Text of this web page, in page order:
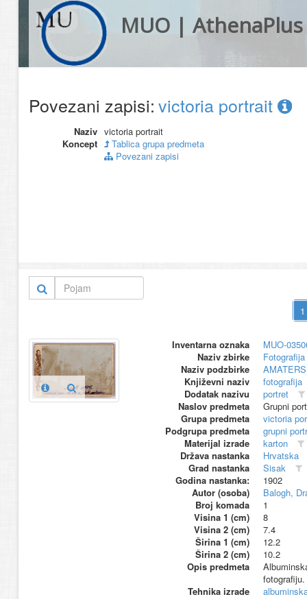
MUO | AthenaPlus
Povezani zapisi:victoria portrait
Naziv victoria portrait
Koncept
Tablica grupa predmeta
Povezani zapisi
Inventarna oznaka
MUO-
Naziv zbirke
Naziv podzbirke
Književni naziv
fotografija
Dodatak nazivu
portret
Naslov predmeta
Grupni
Grupa predmeta
victoria
Podgrupa predmeta
grupni
Materijal izrade
karton
Država nastanka
Hrvatska
Grad nastanka
Sisak
Godina nastanka:
1902
Autor (osoba)
Balogh,
Broj komada
1
Visina 1 (cm)
8
Visina 2 (cm)
7.4
Širina 1 (cm)
12.2
Širina 2 (cm)
10.2
Opis predmeta
Tehnika izrade